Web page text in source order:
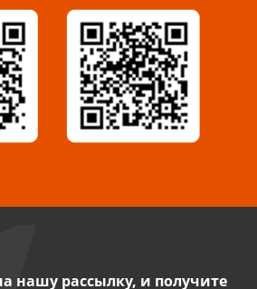
1А
37 (БЦ «Дикомп»)
нашу рассылку, и получите